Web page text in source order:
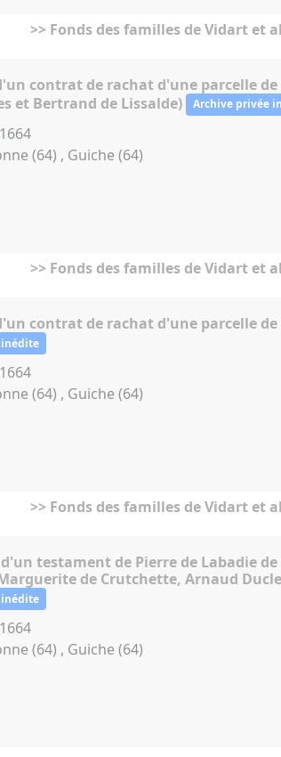
>> Fonds des familles de Vidart et
contrat de rachat d'une parcelle
et Bertrand de Lissalde)
Archive privée
(64) , Guiche (64)
>> Fonds des familles de Vidart et
contrat de rachat d'une parcelle
(64) , Guiche (64)
>> Fonds des familles de Vidart et
testament de Pierre de Labadie
de Crutchette, Arnaud
(64) , Guiche (64)